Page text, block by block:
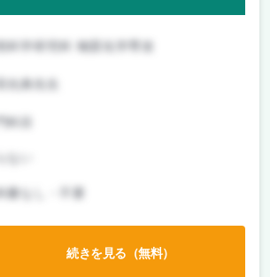
科学研究科 物質化学専攻
書なし・不要
/中間：
続きを見る（無料）